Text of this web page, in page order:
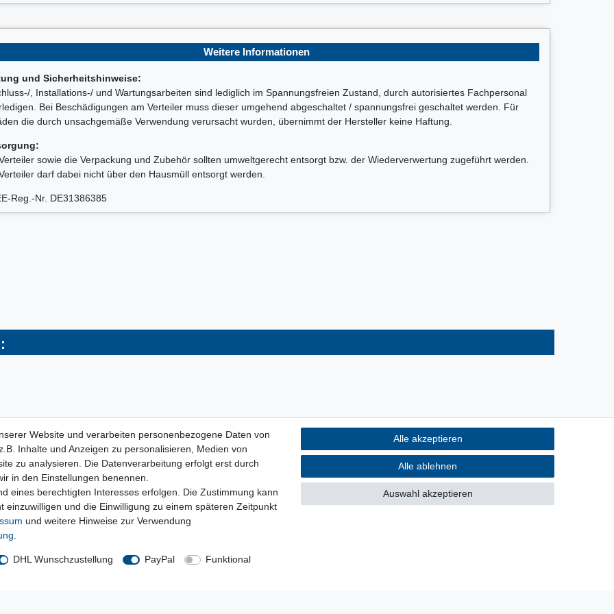
Weitere Informationen
und Sicherheitshinweise:
, Installations-/ und Wartungsarbeiten sind lediglich im Spannungsfreien Zustand, durch autorisiertes Fachpersonal
Bei Beschädigungen am Verteiler muss dieser umgehend abgeschaltet / spannungsfrei geschaltet werden. Für
die durch unsachgemäße Verwendung verursacht wurden, übernimmt der Hersteller keine Haftung.
sowie die Verpackung und Zubehör sollten umweltgerecht entsorgt bzw. der Wiederverwertung zugeführt werden.
darf dabei nicht über den Hausmüll entsorgt werden.
Reg.-Nr. DE31386385
Website und verarbeiten personenbezogene Daten von
Inhalte und Anzeigen zu personalisieren, Medien von
zu analysieren. Die Datenverarbeitung erfolgt erst durch
in den Einstellungen benennen.
eines berechtigten Interesses erfolgen. Die Zustimmung kann
und die Einwilligung zu einem späteren Zeitpunkt
und weitere Hinweise zur Verwendung
DHL Wunschzustellung PayPal Funktional
Alle akzeptieren
Alle ablehnen
Auswahl akzeptieren